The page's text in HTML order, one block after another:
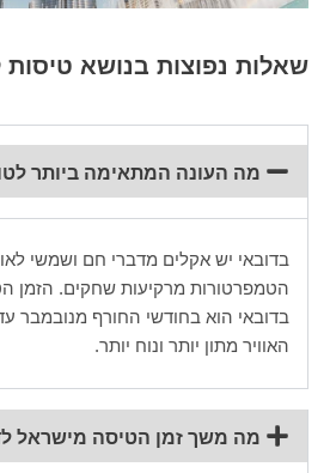
שאלות נפוצות בנושא טיסות
מה העונה המתאימה ביותר
בדובאי יש אקלים מדברי חם ושמשי
הטמפרטורות מרקיעות שחקים. הזמן
בדובאי הוא בחודשי החורף מנובמבר
האוויר מתון יותר ונוח יותר.
מה משך זמן הטיסה מישראל